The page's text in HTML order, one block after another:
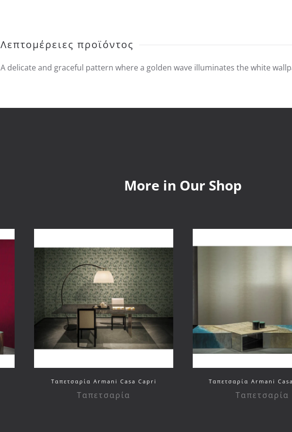
Λεπτομέρειες προϊόντος
A delicate and graceful pattern where a golden wave illuminates the white
More in Our Shop
Ταπετσαρία Armani Casa Capri
Ταπετσαρία
Ταπετσαρία Armani
Ταπετσαρία